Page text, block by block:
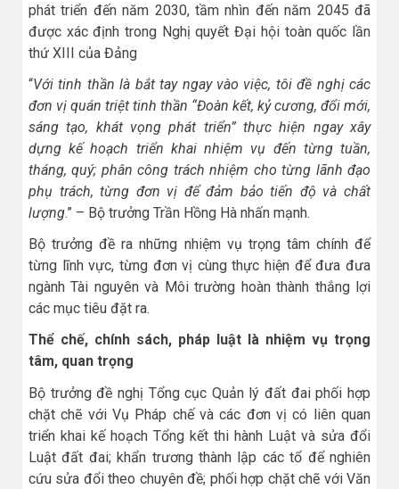
phát triển đến năm 2030, tầm nhìn đến năm 2045 đã
được xác định trong Nghị quyết Đại hội toàn quốc lần
thứ XIII của Đảng
“Với tinh thần là bắt tay ngay vào việc, tôi đề nghị các
đơn vị quán triệt tinh thần “Đoàn kết, kỷ cương, đổi mới,
sáng tạo, khát vọng phát triển” thực hiện ngay xây
dựng kế hoạch triển khai nhiệm vụ đến từng tuần,
tháng, quý; phân công trách nhiệm cho từng lãnh đạo
phụ trách, từng đơn vị để đảm bảo tiến độ và chất
lượng.” – Bộ trưởng Trần Hồng Hà nhấn mạnh.
Bộ trưởng đề ra những nhiệm vụ trọng tâm chính để
từng lĩnh vực, từng đơn vị cùng thực hiện để đưa đưa
ngành Tài nguyên và Môi trường hoàn thành thắng lợi
các mục tiêu đặt ra.
Thể chế, chính sách, pháp luật là nhiệm vụ trọng
tâm, quan trọng
Bộ trưởng đề nghị Tổng cục Quản lý đất đai phối hợp
chặt chẽ với Vụ Pháp chế và các đơn vị có liên quan
triển khai kế hoạch Tổng kết thi hành Luật và sửa đổi
Luật đất đai; khẩn trương thành lập các tổ để nghiên
cứu sửa đổi theo chuyên đề; phối hợp chặt chẽ với Văn